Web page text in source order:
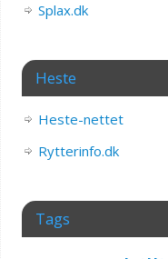
Splax.dk
Heste
Heste-nettet
Rytterinfo.dk
Tags